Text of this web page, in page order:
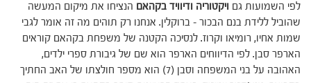
לפי השמועות גם ויקטוריה ודיוויד בקהאם הנציחו את מיקום המעשה
שהוביל ללידת בנם הבכור – ברוקלין. אנחנו רק תוהים מה זה אומר לגבי
שמות אחיו, רומיאו וקרוז. לנסיכה הקטנה של משפחת בקהאם קוראים
הארפר סבן. לפי הדיווחים הארפר הוא שם של גיבורת ספרי ילדים,
האהובה על בני המשפחה וסבן (7) הוא מספר חולצתו של האב החתיך